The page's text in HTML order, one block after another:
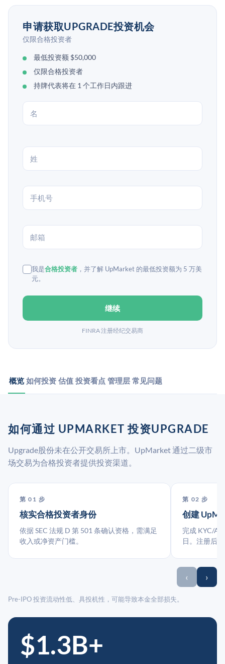
申请获取UPGRADE投资机会
仅限合格投资者
最低投资额 $50,000
仅限合格投资者
持牌代表将在 1 个工作日内跟进
我是合格投资者 ，并了解 UpMarket 的最低投资额为 5 万美
元。
继续
FINRA 注册经纪交易商
概览 如何投资 估值 投资看点 管理层 常见问题
如何通过 UPMARKET 投资UPGRADE
Upgrade股份未在公开交易所上市。UpMarket 通过二级市
场交易为合格投资者提供投资渠道。
第 01 步
核实合格投资者身份
依据 SEC 法规 D 第 501 条确认资格，需满足
收入或净资产门槛。
第 02 步
创建
完成 KYC/
日。注册后
‹ ›
Pre-IPO 投资流动性低、具投机性，可能导致本金全部损失。
$1.3B+